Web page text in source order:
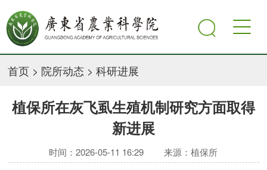
首页 > 院所动态 >科研进展
植保所在灰飞虱生殖机制研究方面取得
新进展
时间：2026-05-11 16:29 来源：植保所